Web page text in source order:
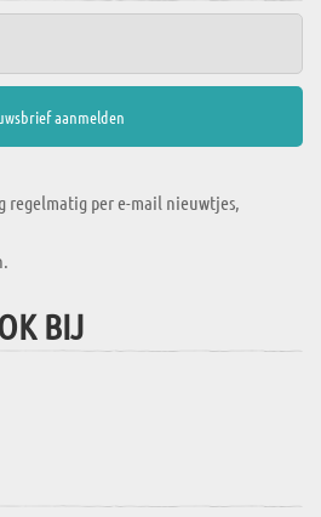
regelmatig per e-mail nieuwtjes,
BIJ